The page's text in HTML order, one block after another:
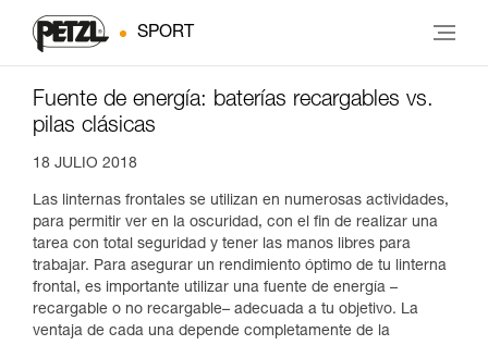
SPORT
Fuente de energía: baterías recargables vs.
pilas clásicas
18 JULIO 2018
Las linternas frontales se utilizan en numerosas actividades,
para permitir ver en la oscuridad, con el fin de realizar una
tarea con total seguridad y tener las manos libres para
trabajar. Para asegurar un rendimiento óptimo de tu linterna
frontal, es importante utilizar una fuente de energía –
recargable o no recargable– adecuada a tu objetivo. La
ventaja de cada una depende completamente de la